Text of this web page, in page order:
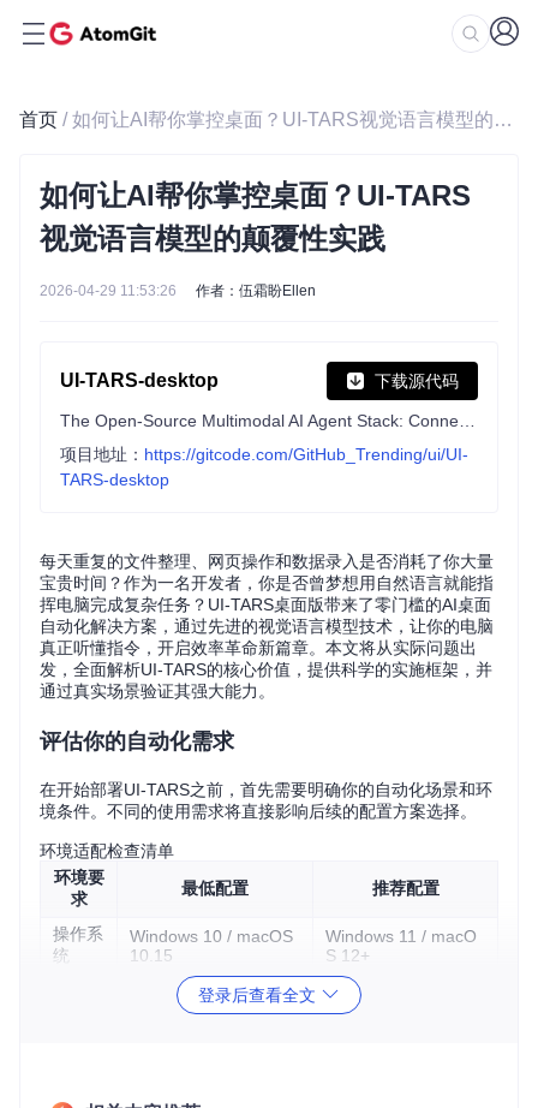
首页 / 如何让AI帮你掌控桌面？UI-TARS视觉语言模型的颠覆性实践
如何让AI帮你掌控桌面？UI-TARS
视觉语言模型的颠覆性实践
2026-04-29 11:53:26 作者：伍霜盼Ellen
UI-TARS-desktop 下载源代码
项目地址： https://gitcode.com/GitHub_Trending/ui/UI-
TARS-desktop
每天重复的文件整理、网页操作和数据录入是否消耗了你大量
宝贵时间？作为一名开发者，你是否曾梦想用自然语言就能指
挥电脑完成复杂任务？UI-TARS桌面版带来了零门槛的AI桌面
自动化解决方案，通过先进的视觉语言模型技术，让你的电脑
真正听懂指令，开启效率革命新篇章。本文将从实际问题出
发，全面解析UI-TARS的核心价值，提供科学的实施框架，并
通过真实场景验证其强大能力。
评估你的自动化需求
在开始部署UI-TARS之前，首先需要明确你的自动化场景和环
境条件。不同的使用需求将直接影响后续的配置方案选择。
环境适配检查清单
环境要
求
最低配置 推荐配置
操作系
统
Windows 10 / macOS
10.15
Windows 11 / macO
S 12+
8GB RAM
16GB RAM
浏览器
登录后查看全文